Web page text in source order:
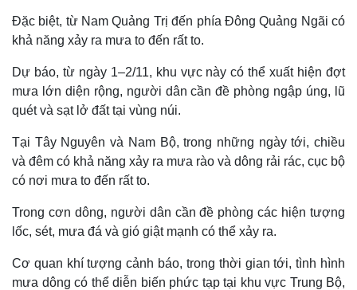
Quan sát
Cuộc sống đó đây
Hồ sơ
Video
Ảnh
Đặc biệt, từ Nam Quảng Trị đến phía Đông Quảng Ngãi có
khả năng xảy ra mưa to đến rất to.
Dự báo, từ ngày 1–2/11, khu vực này có thể xuất hiện đợt
mưa lớn diện rộng, người dân cần đề phòng ngập úng, lũ
quét và sạt lở đất tại vùng núi.
Tại Tây Nguyên và Nam Bộ, trong những ngày tới, chiều
và đêm có khả năng xảy ra mưa rào và dông rải rác, cục bộ
có nơi mưa to đến rất to.
Trong cơn dông, người dân cần đề phòng các hiện tượng
lốc, sét, mưa đá và gió giật mạnh có thể xảy ra.
Cơ quan khí tượng cảnh báo, trong thời gian tới, tình hình
mưa dông có thể diễn biến phức tạp tại khu vực Trung Bộ,